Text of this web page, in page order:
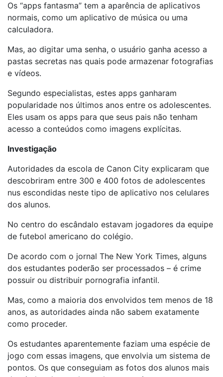
Os “apps fantasma” tem a aparência de aplicativos
normais, como um aplicativo de música ou uma
calculadora.
Mas, ao digitar uma senha, o usuário ganha acesso a
pastas secretas nas quais pode armazenar fotografias
e vídeos.
Segundo especialistas, estes apps ganharam
popularidade nos últimos anos entre os adolescentes.
Eles usam os apps para que seus pais não tenham
acesso a conteúdos como imagens explícitas.
Investigação
Autoridades da escola de Canon City explicaram que
descobriram entre 300 e 400 fotos de adolescentes
nus escondidas neste tipo de aplicativo nos celulares
dos alunos.
No centro do escândalo estavam jogadores da equipe
de futebol americano do colégio.
De acordo com o jornal The New York Times, alguns
dos estudantes poderão ser processados – é crime
possuir ou distribuir pornografia infantil.
Mas, como a maioria dos envolvidos tem menos de 18
anos, as autoridades ainda não sabem exatamente
como proceder.
Os estudantes aparentemente faziam uma espécie de
jogo com essas imagens, que envolvia um sistema de
pontos. Os que conseguiam as fotos dos alunos mais